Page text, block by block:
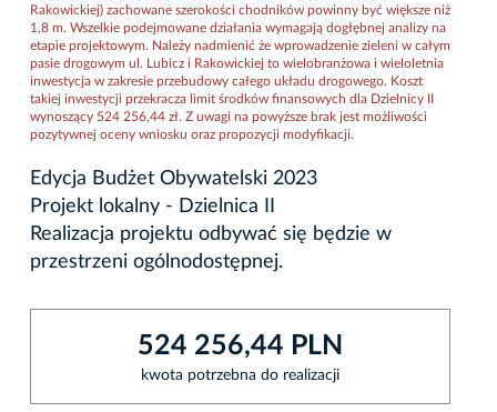
Rakowickiej) zachowane szerokości chodników powinny być większe niż
1,8 m. Wszelkie podejmowane działania wymagają dogłębnej analizy na
etapie projektowym. Należy nadmienić że wprowadzenie zieleni w całym
pasie drogowym ul. Lubicz i Rakowickiej to wielobranżowa i wieloletnia
inwestycja w zakresie przebudowy całego układu drogowego. Koszt
takiej inwestycji przekracza limit środków finansowych dla Dzielnicy II
wynoszący 524 256,44 zł. Z uwagi na powyższe brak jest możliwości
pozytywnej oceny wniosku oraz propozycji modyfikacji.
Edycja Budżet Obywatelski 2023
Projekt lokalny - Dzielnica II
Realizacja projektu odbywać się będzie w
przestrzeni ogólnodostępnej.
524 256,44 PLN
kwota potrzebna do realizacji